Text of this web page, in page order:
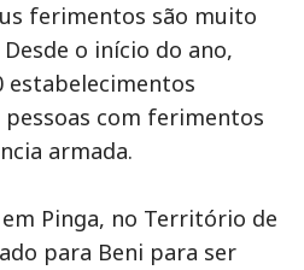
ferimentos são muito
o início do ano,
estabelecimentos
com ferimentos
armada.
Pinga, no Território de
para Beni para ser